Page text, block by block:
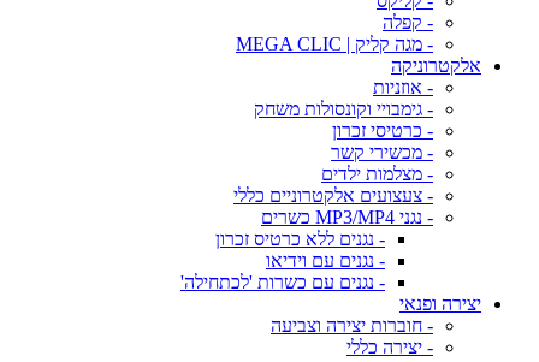
- קפלה
- מגה קליק | MEGA CLIC
אלקטרוניקה
- אוזניות
- גימבויי וקונסולות משחק
- כרטיסי זכרון
- מכשירי קשר
- מצלמות ילדים
- צעצועים אלקטרוניים כללי
- נגני MP3/MP4 כשרים
- נגנים ללא כרטיס זכרון
- נגנים עם וידיאו
- נגנים עם כשרות 'לכתחילה'
יצירה ופנאי
- חוברות יצירה וצביעה
- יצירה כללי